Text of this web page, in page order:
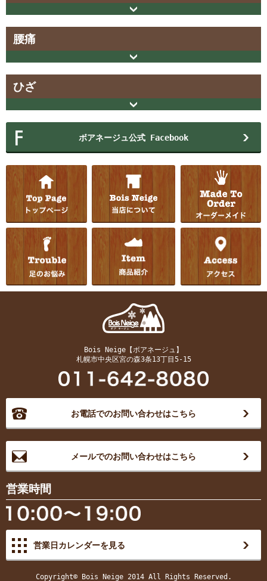
腰痛
ひざ
ボアネージュ公式 Facebook
Bois Neige【ボアネージュ】
札幌市中央区宮の森3条13丁目5-15
お電話でのお問い合わせはこちら
メールでのお問い合わせはこちら
営業時間
営業日カレンダーを見る
Copyright© Bois Neige 2014 All Rights Reserved.